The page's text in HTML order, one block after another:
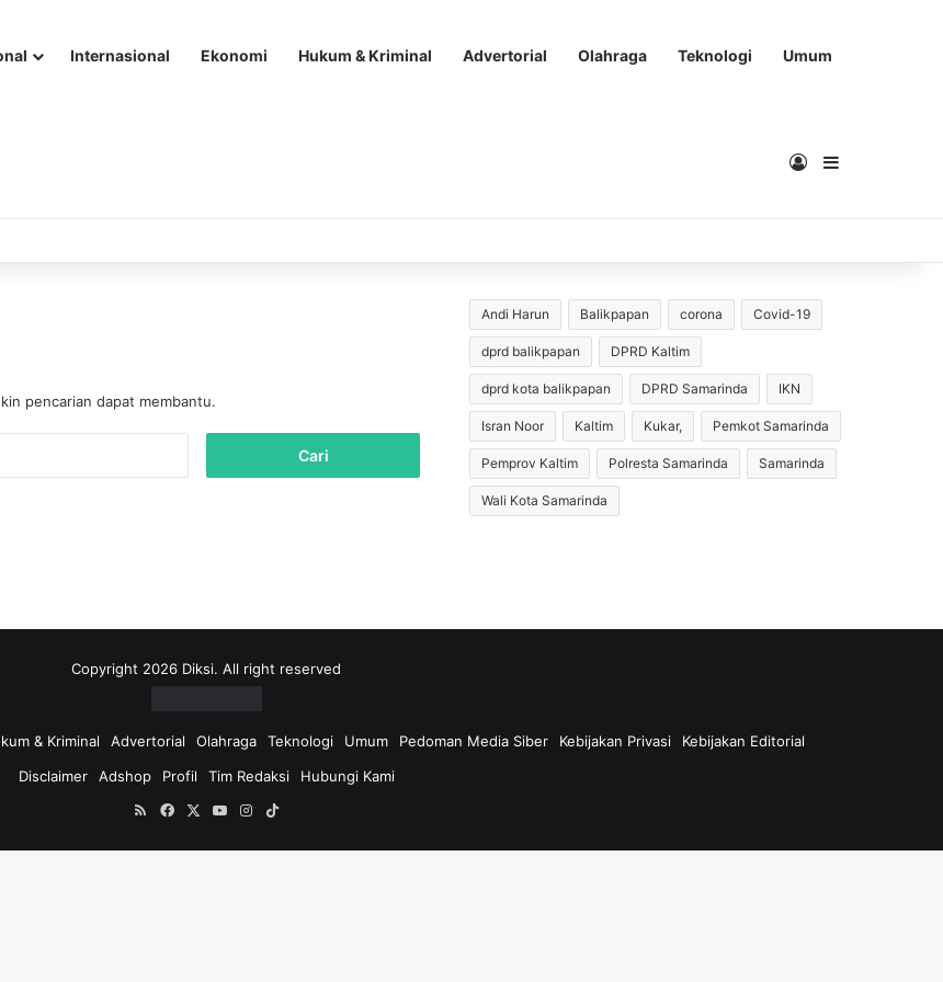
Internasional Ekonomi Hukum & Kriminal Advertorial Olahraga Teknologi Umum
Masuk
pencarian dapat membantu.
k
Andi Harun Balikpapan corona Covid-19
dprd balikpapan DPRD Kaltim
dprd kota balikpapan DPRD Samarinda IKN
Isran Noor Kaltim Kukar, Pemkot Samarinda
Pemprov Kaltim Polresta Samarinda Samarinda
Wali Kota Samarinda
Copyright 2026 Diksi. All right reserved
& Kriminal Advertorial Olahraga Teknologi Umum Pedoman Media Siber Kebijakan Privasi
Kebijakan Editorial
Disclaimer
Adshop Profil Tim Redaksi
Hubungi Kami
RSSFacebookYouTubeInstagram
TikTok